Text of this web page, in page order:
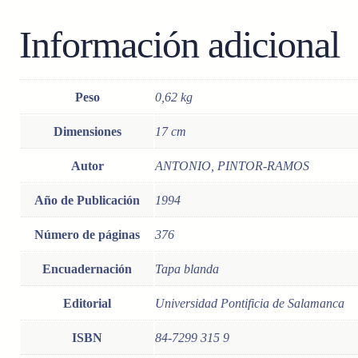
Información adicional
Peso 0,62 kg
Dimensiones 17 cm
Autor ANTONIO, PINTOR-RAMOS
Año de Publicación 1994
Número de páginas 376
Encuadernación Tapa blanda
Editorial Universidad Pontificia de Salamanca
ISBN 84-7299 315 9